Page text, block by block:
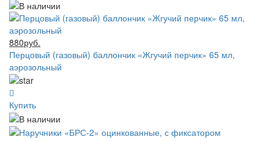
880руб.
Перцовый (газовый) баллончик «Жгучий перчик» 65 мл,
аэрозольный
Купить